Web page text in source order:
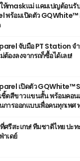
ห้maskแม่ แคมเปญต้อนรั
พร้อมเปิดตัว
จับมือ PT Station
ต้องลงจากรถก็ซื้อได้เลย!
เปิดตัว GQWhite™
ชิ้ตสีขาวแขนสั้น พร้อมคอ
การออกแบบเพื่อคนทุกเพศ
ศรีสะเกษ! ทีมชาติไทย ปะ
าเดย์